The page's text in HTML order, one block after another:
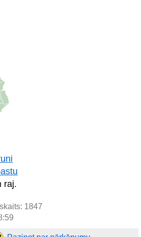
raj.
1847